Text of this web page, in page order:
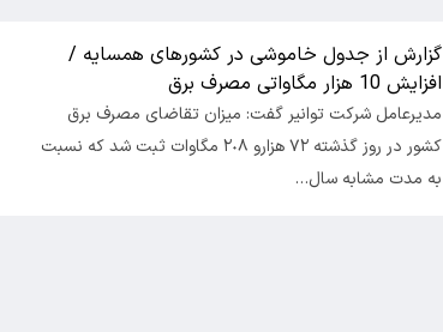
گزارش از جدول خاموشی در کشورهای همسایه /
افزایش 10 هزار مگاواتی مصرف برق
مدیرعامل شرکت توانیر گفت: میزان تقاضای مصرف برق
کشور در روز گذشته ٧٢ هزارو ٢٠٨ مگاوات ثبت شد که نسبت
به مدت مشابه سال…